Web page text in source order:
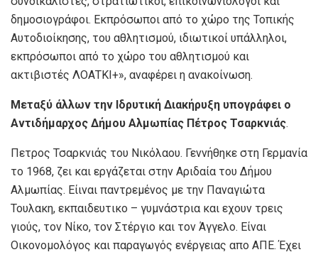
δημοσιογράφοι. Εκπρόσωποι από το χώρο της Τοπικής
Αυτοδιοίκησης, του αθλητισμού, ιδιωτικοί υπάλληλοι,
εκπρόσωποι από το χώρο του αθλητισμού και
ακτιβιστές ΛΟΑΤΚΙ+», αναφέρει η ανακοίνωση.
Μεταξύ άλλων την Ιδρυτική Διακήρυξη υπογράφει ο
Αντιδήμαρχος Δήμου Αλμωπίας Πέτρος Τσαρκνιάς.
Πετρος Τσαρκνιάς του Νικόλαου. Γεννήθηκε στη Γερμανία
το 1968, ζει και εργάζεται στην Αριδαία του Δήμου
Αλμωπίας. Είιναι παντρεμένος με την Παναγιώτα
Τουλακη, εκπαιδευτικο – γυμνάστρια και εχουν τρεις
γιούς, τον Νίκο, τον Στέργιο και τον Άγγελο. Είναι
Οικονομολόγος και παραγωγός ενέργειας απο ΑΠΕ. Έχει